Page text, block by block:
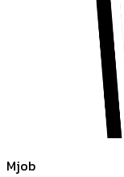
Mjob